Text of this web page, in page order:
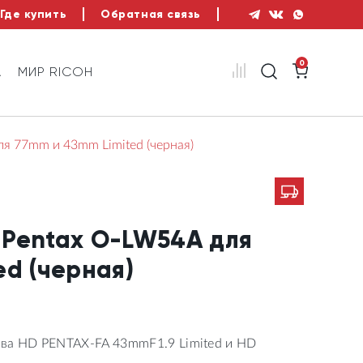
Где купить Обратная связь
МИР RICOH
0
77mm и 43mm Limited (черная)
O-LW54A для
(черная)
HD PENTAX-FA 43mmF1.9 Limited и HD